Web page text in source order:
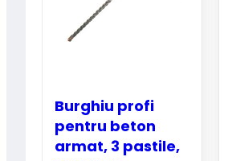
Burghiu profi
pentru beton
armat, 3 pastile,